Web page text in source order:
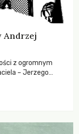
Andrzej
z ogromnym
– Jerzego